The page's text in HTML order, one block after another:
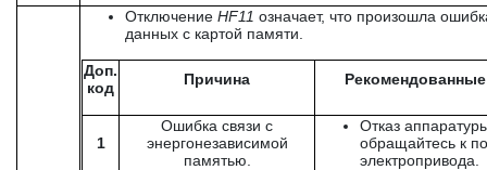
Отключение HF11 означает, что произошла
данных с картой памяти.
Доп.
код
Причина
1
Ошибка связи с
энергонезависимой
памятью.
Отказ
обращайтесь к
электропривода.